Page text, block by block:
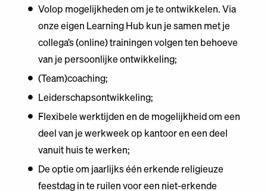
Volop mogelijkheden om je te ontwikkelen. Via
onze eigen Learning Hub kun je samen met je
collega’s (online) trainingen volgen ten behoeve
van je persoonlijke ontwikkeling;
(Team)coaching;
Leiderschapsontwikkeling;
Flexibele werktijden en de mogelijkheid om een
deel van je werkweek op kantoor en een deel
vanuit huis te werken;
De optie om jaarlijks één erkende religieuze
feestdag in te ruilen voor een niet-erkende